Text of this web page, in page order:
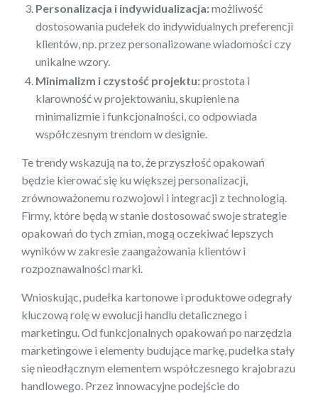
Personalizacja i indywidualizacja:możliwość
dostosowania pudełek do indywidualnych preferencji
klientów, np. przez personalizowane wiadomości czy
unikalne wzory.
Minimalizm i czystość projektu:prostota i
klarowność w projektowaniu, skupienie na
minimalizmie i funkcjonalności, co odpowiada
współczesnym trendom w designie.
Te trendy wskazują na to, że przyszłość opakowań
będzie kierować się ku większej personalizacji,
zrównoważonemu rozwojowi i integracji z technologią.
Firmy, które będą w stanie dostosować swoje strategie
opakowań do tych zmian, mogą oczekiwać lepszych
wyników w zakresie zaangażowania klientów i
rozpoznawalności marki.
Wnioskując, pudełka kartonowe i produktowe odegrały
kluczową rolę w ewolucji handlu detalicznego i
marketingu. Od funkcjonalnych opakowań po narzędzia
marketingowe i elementy budujące markę, pudełka stały
się nieodłącznym elementem współczesnego krajobrazu
handlowego. Przez innowacyjne podejście do